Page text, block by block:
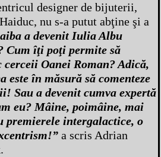
designer de bijuterii,
nu s-a putut abţine şi a
a devenit Iulia Albu
Cum îţi poţi permite să
Oanei Roman? Adică,
este în măsură să comenteze
Sau a devenit cumva expertă
eu? Mâine, poimâine, mai
premierele intergalactice, o
a scris Adrian